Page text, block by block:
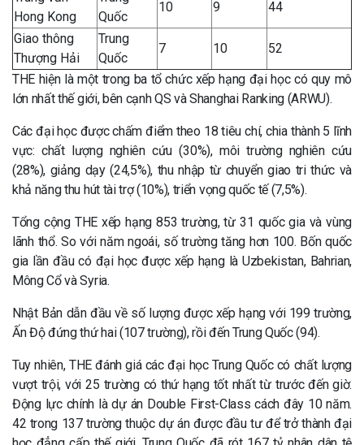
Hong Kong
Quốc
10 9 44
Giao thông
Thượng Hải
Trung
Quốc
7 10
52
THE hiện là một trong ba tổ chức xếp hạng đại học có quy mô
lớn nhất thế giới, bên cạnh QS và Shanghai Ranking (ARWU).
Các đại học được chấm điểm theo 18 tiêu chí, chia thành 5 lĩnh
vực: chất lượng nghiên cứu (30%), môi trường nghiên cứu
(28%), giảng dạy (24,5%), thu nhập từ chuyển giao tri thức và
khả năng thu hút tài trợ (10%), triển vọng quốc tế (7,5%).
Tổng cộng THE xếp hạng 853 trường, từ 31 quốc gia và vùng
lãnh thổ. So với năm ngoái, số trường tăng hơn 100. Bốn quốc
gia lần đầu có đại học được xếp hạng là Uzbekistan, Bahrian,
Mông Cổ và Syria.
Nhật Bản dẫn đầu về số lượng được xếp hạng với 199 trường,
Ấn Độ đứng thứ hai (107 trường), rồi đến Trung Quốc (94).
Tuy nhiên, THE đánh giá các đại học Trung Quốc có chất lượng
vượt trội, với 25 trường có thứ hạng tốt nhất từ trước đến giờ.
Động lực chính là dự án Double First-Class cách đây 10 năm.
42 trong 137 trường thuộc dự án được đầu tư để trở thành đại